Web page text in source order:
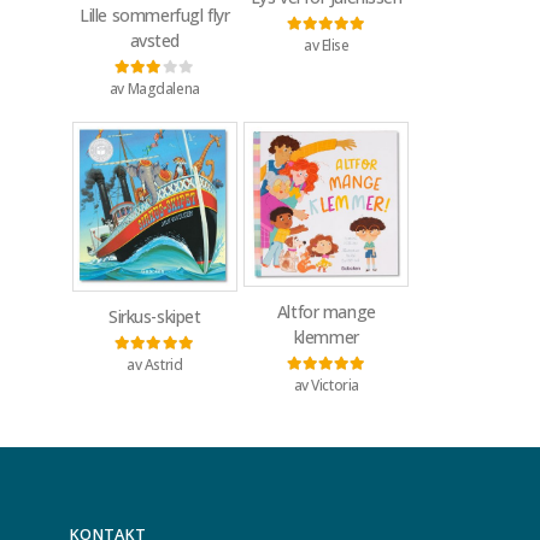
Lille sommerfugl flyr
avsted
Vurdert3av 5
av Magdalena
Vurdert5
av Elise
Sirkus-skipet
Vurdert5
av Astrid
Altfor mange
klemmer
Vurdert5av 5
av Victoria
KONTAKT